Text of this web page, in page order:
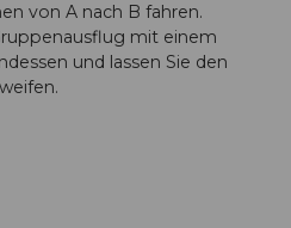
von A nach B fahren.
mit einem
und lassen Sie den